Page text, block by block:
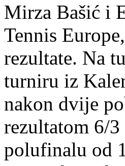
Mirza Bašić i
Tennis
rezultate. Na
turniru iz
nakon dvije
rezultatom 6/
polufinalu od